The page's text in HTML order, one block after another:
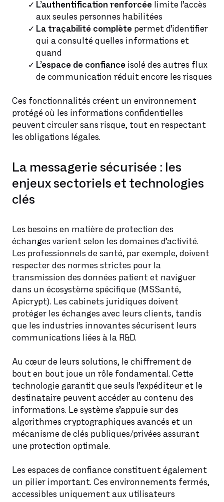
L’authentification renforcée
limite l’accès
aux seules personnes habilitées
La traçabilité complète permet d’identifier
qui a consulté quelles informations et
quand
L’espace de confiance isolé des autres flux
de communication réduit encore les risques
Ces fonctionnalités créent un environnement
protégé où les informations confidentielles
peuvent circuler sans risque, tout en respectant
les obligations légales.
La messagerie sécurisée : les
enjeux sectoriels et technologies
clés
Les besoins en matière de protection des
échanges varient selon les domaines d’activité.
Les professionnels de santé, par exemple, doivent
respecter des normes strictes pour la
transmission des données patient et naviguer
dans un écosystème spécifique (MSSanté,
Apicrypt). Les cabinets juridiques doivent
protéger les échanges avec leurs clients, tandis
que les industries innovantes sécurisent leurs
communications liées à la R&D.
Au cœur de leurs solutions, le chiffrement de
bout en bout joue un rôle fondamental. Cette
technologie garantit que seuls l’expéditeur et le
destinataire peuvent accéder au contenu des
informations. Le système s’appuie sur des
algorithmes cryptographiques avancés et un
mécanisme de clés publiques/privées assurant
une protection optimale.
Les espaces de confiance constituent également
un pilier important. Ces environnements fermés,
accessibles uniquement aux utilisateurs